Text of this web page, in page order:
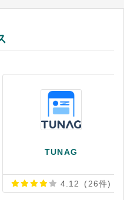
掛けが多数 ・定着し
充実 -集計出力、表
TUNAG
4.12 (26件)